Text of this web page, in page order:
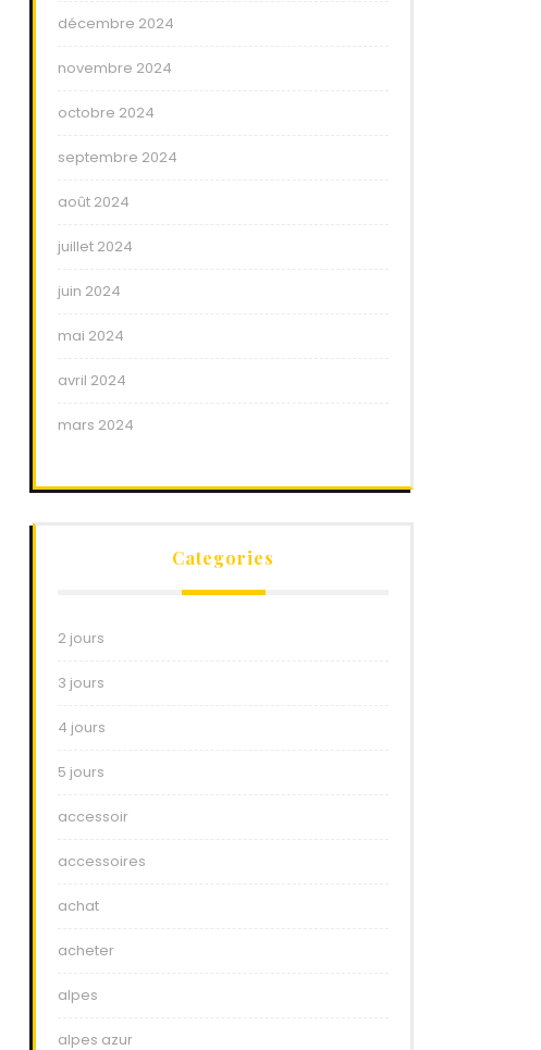
décembre 2024
novembre 2024
octobre 2024
septembre 2024
août 2024
juillet 2024
juin 2024
mai 2024
avril 2024
mars 2024
Categories
2 jours
3 jours
4 jours
5 jours
accessoir
accessoires
achat
acheter
alpes
alpes azur